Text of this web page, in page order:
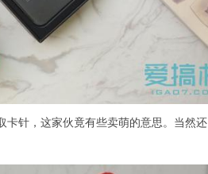
卡针，这家伙竟有些卖萌的意思。当然还